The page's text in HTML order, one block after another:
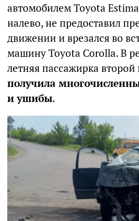
автомобилем Toyota
налево, не предоставил
движении и врезался во
машину Toyota Corolla. В
летняя пассажирка
получила
и ушибы.